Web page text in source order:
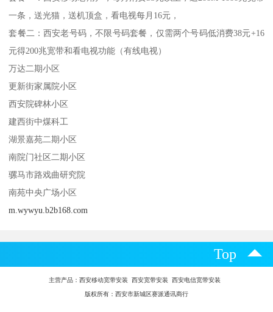
一条，送光猫，送机顶盒，看电视每月16元，
套餐二：西安老号码，不限号码套餐，仅需两个号码低消费38元+16
元得200兆宽带和看电视功能（有线电视）
万达二期小区
更新街家属院小区
西安院碑林小区
建西街中煤科工
湖景嘉苑二期小区
南院门社区二期小区
骡马市路戏曲研究院
南苑中央广场小区
m.wywyu.b2b168.com
Top
主营产品： 西安移动宽带安装 西安宽带安装 西安电信宽带安装
版权所有：西安市新城区赛派通讯商行